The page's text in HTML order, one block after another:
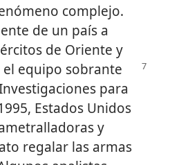
complejo.
de un país a
de Oriente y
equipo sobrante
para
Estados Unidos
y
regalar las armas